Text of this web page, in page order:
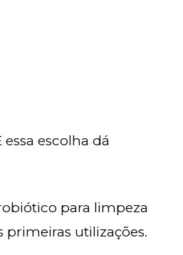
escolha dá
para limpeza
utilizações.